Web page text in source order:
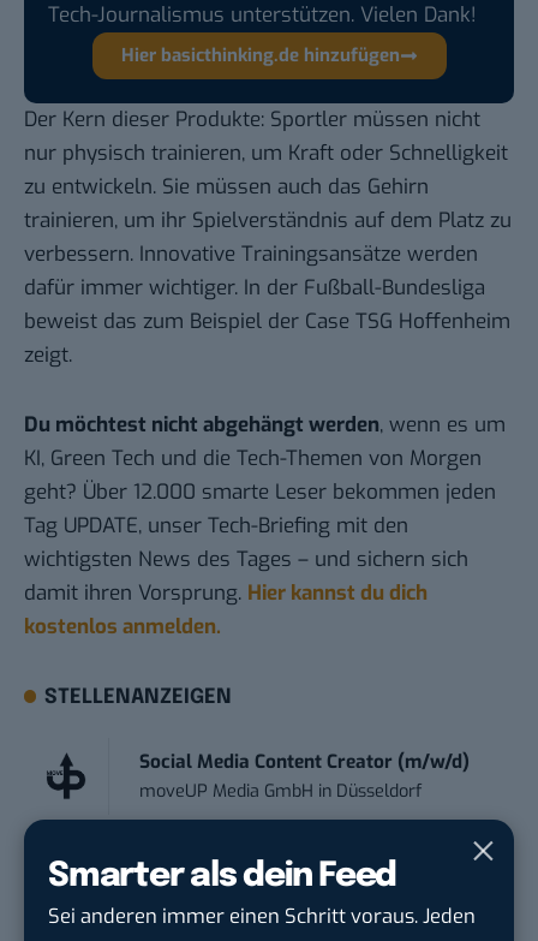
Smarter als dein Feed
Sei anderen immer einen Schritt voraus. Jeden
Tech-Journalismus unterstützen. Vielen Dank!
Hier basicthinking.de hinzufügen
Der Kern dieser Produkte: Sportler müssen nicht
nur physisch trainieren, um Kraft oder Schnelligkeit
zu entwickeln. Sie müssen auch das Gehirn
trainieren, um ihr Spielverständnis auf dem Platz zu
verbessern. Innovative Trainingsansätze werden
dafür immer wichtiger. In der Fußball-Bundesliga
beweist das zum Beispiel der Case TSG Hoffenheim
zeigt.
Du möchtest nicht abgehängt werden, wenn es um
KI, Green Tech und die Tech-Themen von Morgen
geht? Über 12.000 smarte Leser bekommen jeden
Tag UPDATE, unser Tech-Briefing mit den
wichtigsten News des Tages – und sichern sich
damit ihren Vorsprung. Hier kannst du dich
kostenlos anmelden.
STELLENANZEIGEN
Social Media Content Creator (m/w/d)
moveUP Media GmbH in Düsseldorf
Anforderungs- und Projektmanager
touristische...
trendtours Holding GmbHinEschborn